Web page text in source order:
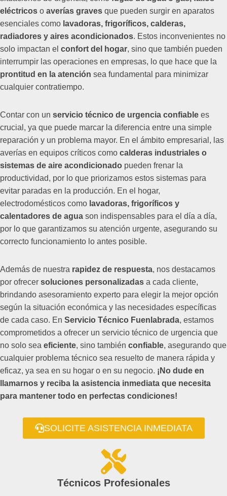
eléctricos o averías graves que pueden surgir en aparatos
esenciales como lavadoras, frigoríficos, calderas,
radiadores y aires acondicionados. Estos inconvenientes no
solo impactan el confort del hogar, sino que también pueden
interrumpir las operaciones en empresas, lo que hace que la
prontitud en la atención sea fundamental para minimizar
cualquier contratiempo.
Contar con un servicio técnico de urgencia confiable es
crucial, ya que puede marcar la diferencia entre una simple
reparación y un problema mayor. En el ámbito empresarial, las
averías en equipos críticos como calderas industriales o
sistemas de aire acondicionado pueden frenar la
productividad, por lo que priorizamos estos sistemas para
evitar paradas en la producción. En el hogar,
electrodomésticos como lavadoras, frigoríficos y
calentadores de agua son indispensables para el día a día,
por lo que garantizamos su atención urgente, asegurando su
correcto funcionamiento lo antes posible.
Además de nuestra rapidez de respuesta, nos destacamos
por ofrecer soluciones personalizadas a cada cliente,
brindando asesoramiento experto para elegir la mejor opción
según la situación económica y las necesidades específicas
de cada caso. En Servicio Técnico Fuenlabrada, estamos
comprometidos a ofrecer un servicio técnico de urgencia que
no solo sea eficiente, sino también confiable, asegurando que
cualquier problema técnico sea resuelto de manera rápida y
eficaz, ya sea en su hogar o en su negocio. ¡No dude en
llamarnos y reciba la asistencia inmediata que necesita
para mantener todo en perfectas condiciones!
SOLICITE ASISTENCIA INMEDIATA
Técnicos Profesionales